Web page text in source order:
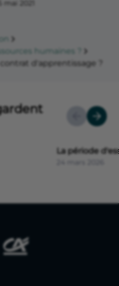
2021
humaines ?
d'apprentissage ?
La période